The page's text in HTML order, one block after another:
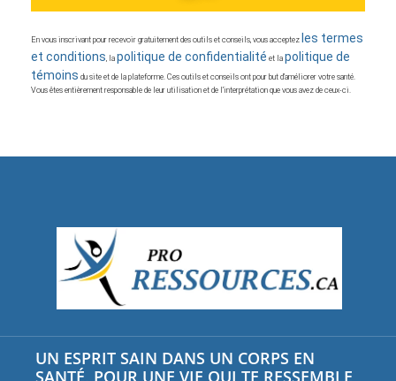
En vous inscrivant pour recevoir gratuitement des outils et conseils, vous acceptez les termes
et conditions, la politique de confidentialité et la politique de
témoins du site et de la plateforme. Ces outils et conseils ont pour but d’améliorer votre santé.
Vous êtes entièrement responsable de leur utilisation et de l’interprétation que vous avez de ceux-ci.
UN ESPRIT SAIN DANS UN CORPS EN
SANTÉ, POUR UNE VIE QUI TE RESSEMBLE